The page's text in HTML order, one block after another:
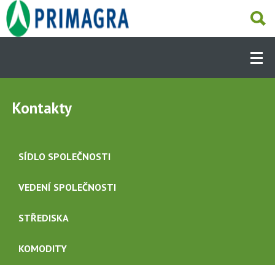
Přejít
hlavnímu
-
(CS)
NAŠE ČINNOSTI
DALŠÍ ČINNOSTI
Kontakty
SÍDLO SPOLEČNOSTI
VEDENÍ SPOLEČNOSTI
STŘEDISKA
KOMODITY